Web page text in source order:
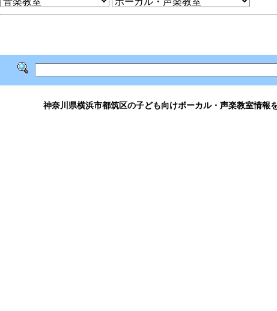
神奈川県横浜市都筑区の子ども向けボーカル・声楽教室情報